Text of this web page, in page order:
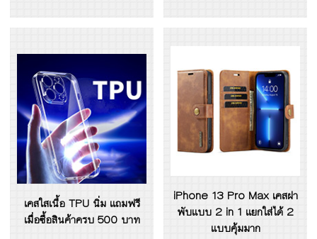
เคสใสเนื้อ TPU นิ่ม แถมฟรี
เมื่อซื้อสินค้าครบ 500 บาท
iPhone 13 Pro Max เคสฝา
พับแบบ 2 in 1 แยกใส่ได้ 2
แบบคุ้มมาก